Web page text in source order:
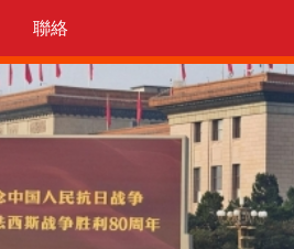
聯絡